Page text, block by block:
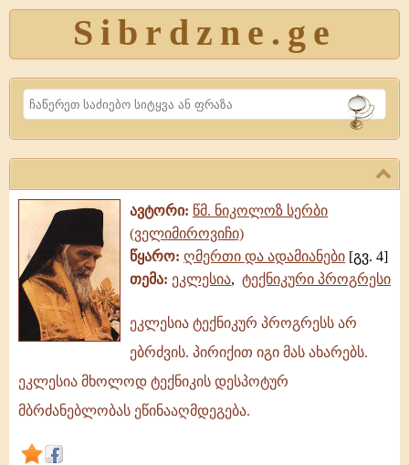
Sibrdzne.ge
Search
ავტორი: წმ. ნიკოლოზ სერბი
(ველიმიროვიჩი)
წყარო: ღმერთი და ადამიანები [გვ. 4]
თემა: ეკლესია, ტექნიკური პროგრესი
ეკლესია
პროგრესს
არ
პირიქით
ეკლესია ტექნიკურ პროგრესს არ
ებრძვის. პირიქით იგი მას ახარებს.
ეკლესია მხოლოდ ტექნიკის დესპოტურ
მბრძანებლობას ეწინააღმდეგება.